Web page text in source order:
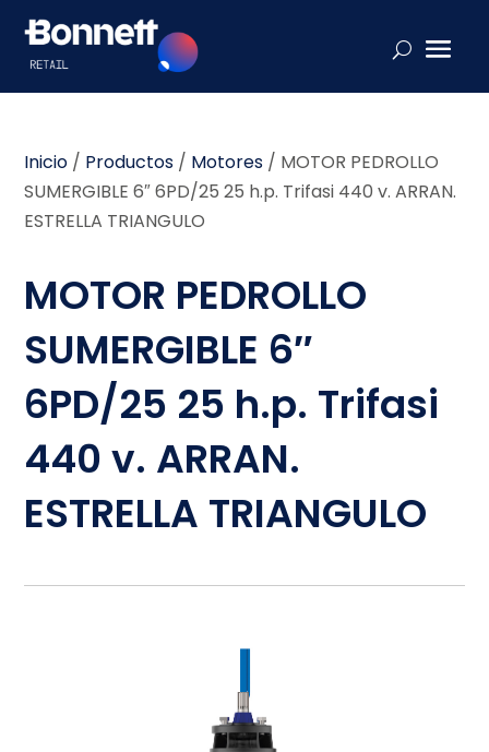
Inicio / Productos / Motores / MOTOR PEDROLLO
SUMERGIBLE 6″ 6PD/25 25 h.p. Trifasi 440 v. ARRAN.
ESTRELLA TRIANGULO
MOTOR PEDROLLO
SUMERGIBLE 6″
6PD/25 25 h.p. Trifasi
440 v. ARRAN.
ESTRELLA TRIANGULO